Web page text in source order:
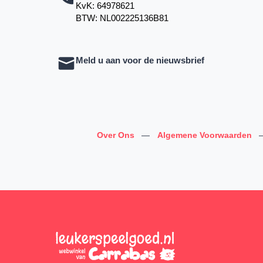
KvK: 64978621
BTW: NL002225136B81
Meld u aan voor de nieuwsbrief
Over Ons — Algemene Voorwaarden